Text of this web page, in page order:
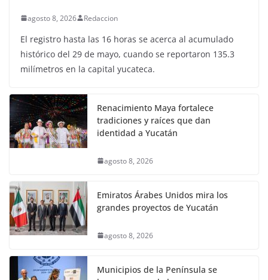
agosto 8, 2026 Redaccion
El registro hasta las 16 horas se acerca al acumulado
histórico del 29 de mayo, cuando se reportaron 135.3
milímetros en la capital yucateca.
Renacimiento Maya fortalece
tradiciones y raíces que dan
identidad a Yucatán
agosto 8, 2026
Emiratos Árabes Unidos mira los
grandes proyectos de Yucatán
agosto 8, 2026
Municipios de la Península se